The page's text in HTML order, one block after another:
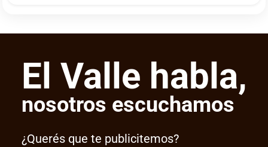
El Valle habla,
nosotros escuchamos
¿Querés que te publicitemos?